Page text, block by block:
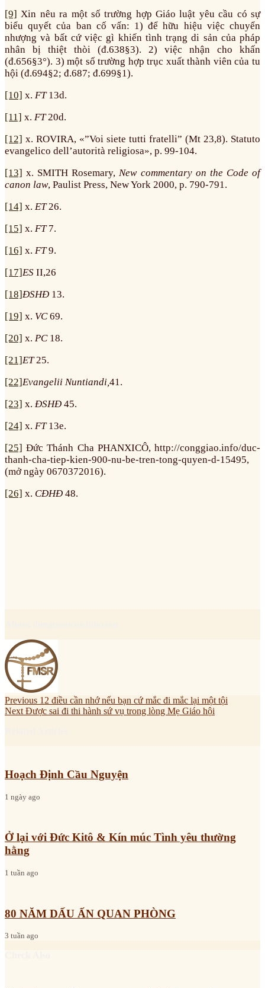
[9] Xin nêu ra một số trường hợp Giáo luật yêu cầu có sự
biểu quyết của ban cố vấn: 1) để hữu hiệu việc chuyển
nhượng và bất cứ việc gì khiến tình trạng di sản của pháp
nhân bị thiệt thòi (đ.638§3). 2) việc nhận cho khấn
(đ.656§3°). 3) một số trường hợp trục xuất thành viên của tu
hội (đ.694§2; đ.687; đ.699§1).
[10] x. FT13d.
[11] x. FT20d.
[12] x. ROVIRA, «”Voi siete tutti fratelli” (Mt 23,8). Statuto
evangelico dell’autorità religiosa», p. 99-104.
[13] x. SMITH Rosemary,New commentary on the Code of
canon law, Paulist Press, New York 2000, p. 790-791.
[14] x. ET26.
[15] x. FT7.
[16] x. FT9.
[17]ES II,26
[18]ĐSHĐ 13.
[19] x. VC69.
[20] x. PC18.
[21]ET25.
[22]Evangelii Nuntiandi,41.
[23] x. ĐSHĐ 45.
[24] x. FT13e.
[25] Đức Thánh Cha PHANXICÔ, http://conggiao.info/duc-
thanh-cha-tiep-kien-900-nu-be-tren-tong-quyen-d-15495,
(mở ngày 0670372016).
[26] x. CĐHĐ 48.
Previous 12 điều cần nhớ nếu bạn cứ mắc đi mắc lại một tội
Next Được sai đi thi hành sứ vụ trong lòng Mẹ Giáo hội
Hoạch Định Cầu Nguyện
1 ngày ago
Ở lại với Đức Kitô & Kín múc Tình yêu thường
hằng
1 tuần ago
80 NĂM DẤU ẤN QUAN PHÒNG
3 tuần ago